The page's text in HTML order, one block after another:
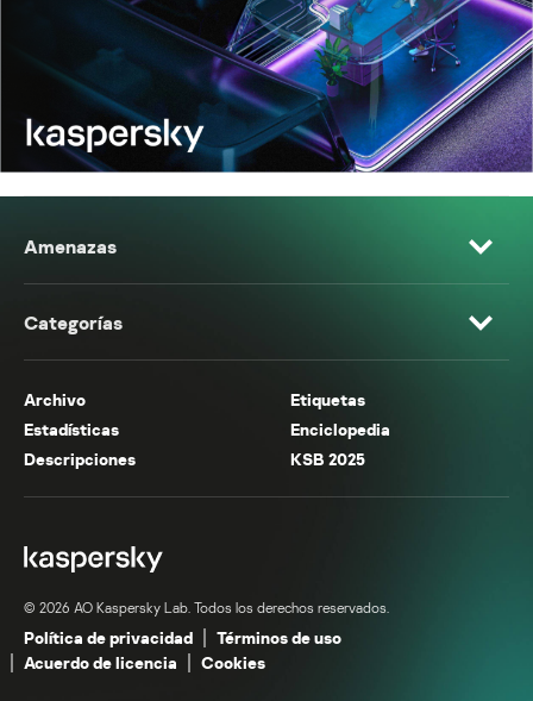
Amenazas
Categorías
Archivo
Etiquetas
Estadísticas
Enciclopedia
Descripciones
KSB 2025
© 2026 AO Kaspersky Lab. Todos los derechos reservados.
Política de privacidad
Términos de uso
Acuerdo de licencia
Cookies